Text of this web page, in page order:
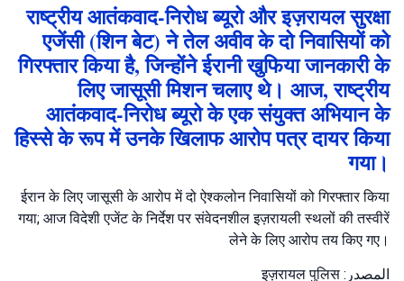
राष्ट्रीय आतंकवाद-निरोध ब्यूरो और इज़रायल सुरक्षा
एजेंसी (शिन बेट) ने तेल अवीव के दो निवासियों को
गिरफ्तार किया है, जिन्होंने ईरानी खुफिया जानकारी के
लिए जासूसी मिशन चलाए थे। आज, राष्ट्रीय
आतंकवाद-निरोध ब्यूरो के एक संयुक्त अभियान के
हिस्से के रूप में उनके खिलाफ आरोप पत्र दायर किया
गया।
ईरान के लिए जासूसी के आरोप में दो ऐश्कलोन निवासियों को गिरफ्तार किया
गया; आज विदेशी एजेंट के निर्देश पर संवेदनशील इज़रायली स्थलों की तस्वीरें
लेने के लिए आरोप तय किए गए।
المصدر: इज़रायल पुलिस